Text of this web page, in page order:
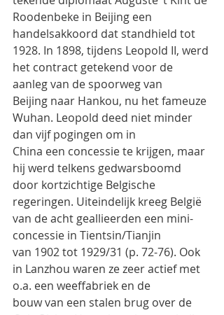
Roodenbeke in Beijing een
handelsakkoord dat standhield tot
1928. In 1898, tijdens Leopold II, werd
het contract getekend voor de
aanleg van de spoorweg van
Beijing naar Hankou, nu het fameuze
Wuhan. Leopold deed niet minder
dan vijf pogingen om in
China een concessie te krijgen, maar
hij werd telkens gedwarsboomd
door kortzichtige Belgische
regeringen. Uiteindelijk kreeg België
van de acht geallieerden een mini-
concessie in Tientsin/Tianjin
van 1902 tot 1929/31 (p. 72-76). Ook
in Lanzhou waren ze zeer actief met
o.a. een weeffabriek en de
bouw van een stalen brug over de